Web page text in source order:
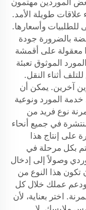
علاقات طويلة الأمد.
للطلبيات وأسعارها.
بالضرورة جودة
معقولة على أقمشة
الموثوق تعبئة
أثناء النقل.
آخرين. يمكن أن
المورد ونوعية
نوع فريد من
في جميع أنحاء
على إنتاج هذا
بكل مرحلة في
وصولاً إلى إدخال
تكون هذا النوع من
ودعم عملك خلال كل
اختر بعناية، لأن